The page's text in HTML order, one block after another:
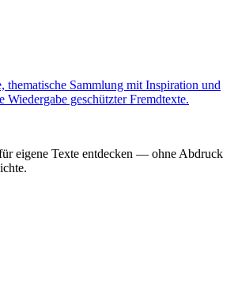
thematische Sammlung mit Inspiration und
Wiedergabe geschützter Fremdtexte.
eigene Texte entdecken — ohne Abdruck